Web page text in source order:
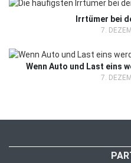
Irrtümer bei
7.
Wenn Auto und Last eins
7.